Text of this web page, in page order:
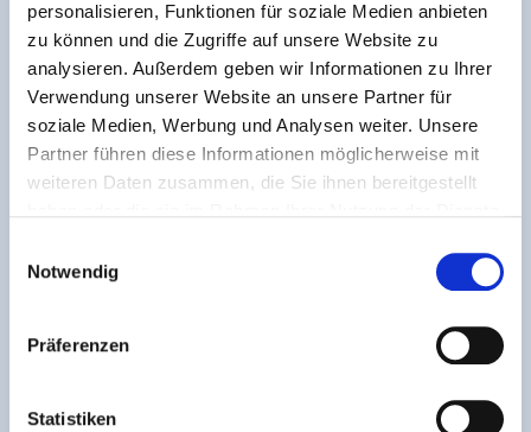
personalisieren, Funktionen für soziale Medien anbieten
zu können und die Zugriffe auf unsere Website zu
analysieren. Außerdem geben wir Informationen zu Ihrer
Verwendung unserer Website an unsere Partner für
soziale Medien, Werbung und Analysen weiter. Unsere
Partner führen diese Informationen möglicherweise mit
weiteren Daten zusammen, die Sie ihnen bereitgestellt
Notwendig
Präferenzen
Statistiken
Juchiwell Europa GmbH
Verantwortlich:
Nae-Soon Moon